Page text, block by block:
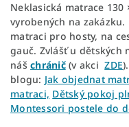
Neklasická matrace
vyrobených na
matraci pro hosty, na
gauč. Zvlášť u
náš chránič (v akciZDE
blogu: Jak objednat
matraci, Dětský pokoj
Montessori postele do